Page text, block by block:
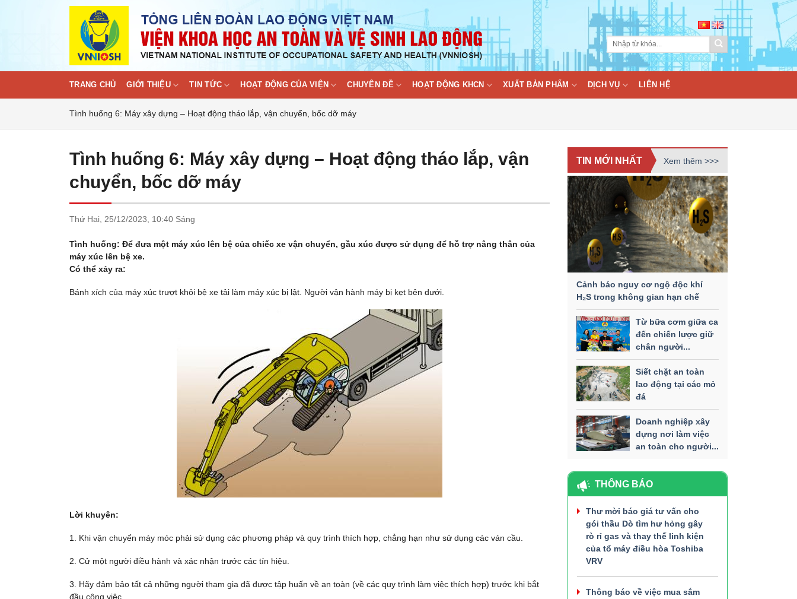
TRANG CHỦ GIỚI THIỆU TIN TỨC HOẠT ĐỘNG CỦA VIỆN CHUYÊN ĐỀ HOẠT ĐỘNG KHCN XUẤT BẢN PHẨM DỊCH VỤ LIÊN HỆ
Tình huống 6: Máy xây dựng – Hoạt động tháo lắp, vận chuyển, bốc dỡ máy
Tình huống 6: Máy xây dựng – Hoạt động tháo lắp, vận
chuyển, bốc dỡ máy
Thứ Hai, 25/12/2023, 10:40 Sáng
Tình huống: Để đưa một máy xúc lên bệ của chiếc xe vận chuyển, gầu xúc được sử dụng để hỗ trợ nâng thân của
máy xúc lên bệ xe.
Có thể xảy ra:
Bánh xích của máy xúc trượt khỏi bệ xe tải làm máy xúc bị lật. Người vận hành máy bị kẹt bên dưới.
Lời khuyên:
1. Khi vận chuyển máy móc phải sử dụng các phương pháp và quy trình thích hợp, chẳng hạn như sử dụng các ván cầu.
2. Cử một người điều hành và xác nhận trước các tín hiệu.
3. Hãy đảm bảo tất cả những người tham gia đã được tập huấn về an toàn (về các quy trình làm việc thích hợp) trước khi bắt
đầu công việc.
TIN MỚI NHẤT Xem thêm >>>
Cảnh báo nguy cơ ngộ độc khí
H₂S trong không gian hạn chế
Từ bữa cơm giữa ca
đến chiến lược giữ
chân người...
Siết chặt an toàn
lao động tại các mỏ
đá
Doanh nghiệp xây
dựng nơi làm việc
an toàn cho người...
THÔNG BÁO
Thư mời báo giá tư vấn cho
gói thầu Dò tìm hư hỏng gây
rò rỉ gas và thay thế linh kiện
của tổ máy điều hòa Toshiba
VRV
Thông báo về việc mua sắm